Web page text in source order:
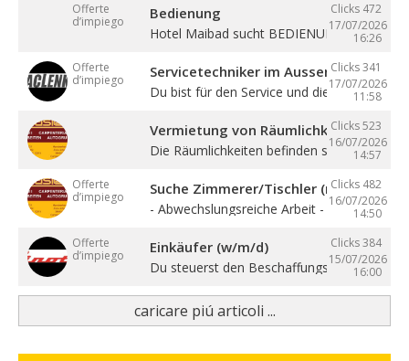
Offerte
d’impiego
Clicks 472
17/07/2026
16:26
Bedienung
Hotel Maibad sucht BEDIENUNG für ...
Offerte
d’impiego
Clicks 341
17/07/2026
11:58
Servicetechniker im Aussendienst (w/
Du bist für den Service und die ...
Clicks 523
16/07/2026
14:57
Vermietung von Räumlichkeiten,
Die Räumlichkeiten befinden sich zentral in
Offerte
d’impiego
Clicks 482
16/07/2026
14:50
Suche Zimmerer/Tischler (m/w/d),
- Abwechslungsreiche Arbeit - Sehr gute ...
Offerte
d’impiego
Clicks 384
15/07/2026
16:00
Einkäufer (w/m/d)
Du steuerst den Beschaffungsprozess von
caricare piú articoli ...